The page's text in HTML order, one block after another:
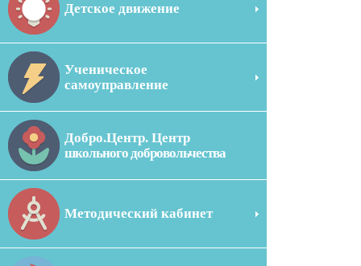
Детское движение
Ученическое
самоуправление
Добро.Центр. Центр
школьного добровольчества
Методический кабинет